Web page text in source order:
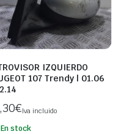
IZQUIERDO
107 Trendy | 01.06
€Iva incluido
En stock